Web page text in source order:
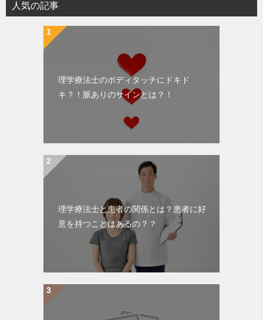
人気の記事
理学療法士のボディタッチにドキド
キ？！脈ありのサインとは？！
理学療法士と患者の関係とは？患者に好
意を持つことはあるの？？